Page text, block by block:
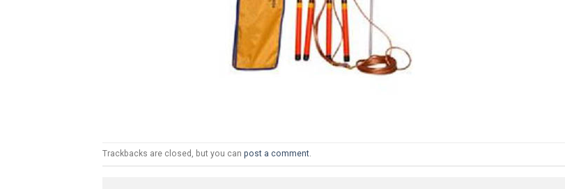
Trackbacks are closed, but you can post a comment